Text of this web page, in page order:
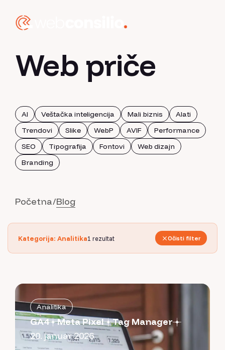
Web priče
AI Veštačka inteligencija Mali biznis
Alati
Trendovi
Slike WebP AVIF
Performance
SEO
Tipografija Fontovi
Web dizajn
Branding
Početna Blog
Kategorija: Analitika1 rezultat Očisti filter
Analitika
GA4 Meta Pixel
Tag Manager
20. januar 2026